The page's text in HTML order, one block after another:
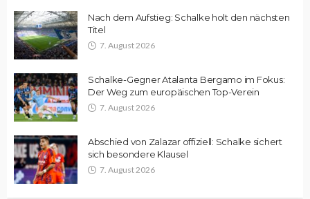
Nach dem Aufstieg: Schalke holt den nächsten
Titel
7. August 2026
Schalke-Gegner Atalanta Bergamo im Fokus:
Der Weg zum europäischen Top-Verein
7. August 2026
Abschied von Zalazar offiziell: Schalke sichert
sich besondere Klausel
7. August 2026